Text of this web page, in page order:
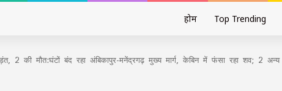
होम Top Trending
2 की मौत:घंटों बंद रहा अंबिकापुर-मनेंद्रगढ़ मुख्य मार्ग, केबिन में फंसा रहा शव; 2 अन्य